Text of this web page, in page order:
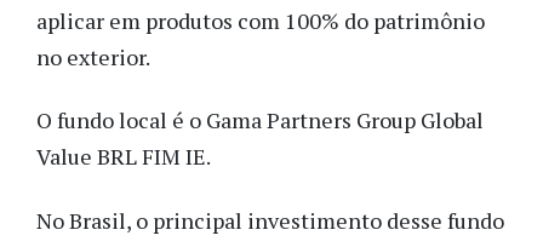
aplicar em produtos com 100% do patrimônio
no exterior.
O fundo local é o Gama Partners Group Global
Value BRL FIM IE.
No Brasil, o principal investimento desse fundo